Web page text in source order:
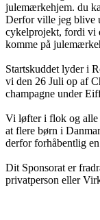
julemærkehjem. du
Derfor ville jeg blive
cykelprojekt, fordi vi
komme på
Startskuddet lyder i
vi den 26 Juli op af
champagne under
Vi løfter i flok og alle
at flere børn i
derfor forhåbentlig
Dit Sponsorat er
privatperson eller